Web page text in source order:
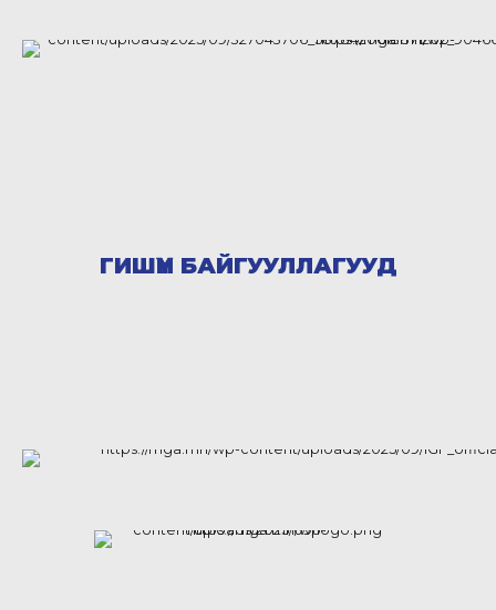
ГИШҮҮН БАЙГУУЛЛАГУУД